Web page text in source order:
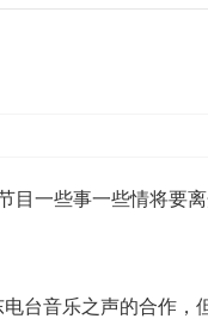
目一些事一些情将要
台音乐之声的合作，